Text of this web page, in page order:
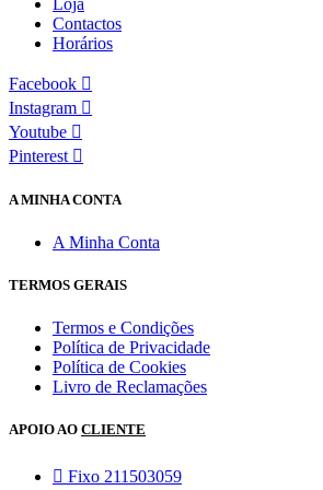
Contactos
Horários
Facebook
Instagram
Youtube
Pinterest
A MINHA CONTA
A Minha Conta
TERMOS GERAIS
Termos e Condições
Política de Privacidade
Política de Cookies
Livro de Reclamações
APOIO AO CLIENTE
Fixo 211503059